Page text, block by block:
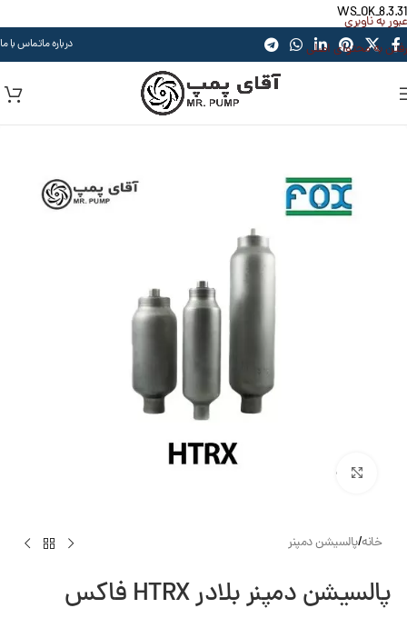
WS_OK_8.3.31
عبور به ناوبری
رفتن به محتوای اصلی
درباره ماتماس با ما
بزرگنمایی تصویر
خانه/پالسیشن دمپنر
پالسیشن دمپنر بلادر HTRX فاکس